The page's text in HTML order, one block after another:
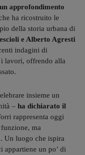
approfondimento
ha ricostruito le
della storia urbana di
e Alberto Agresti
indagini di
lavori, offrendo alla
insieme un
– ha dichiarato il
rappresenta oggi
ma
Un luogo che ispira
appartiene un po’ di